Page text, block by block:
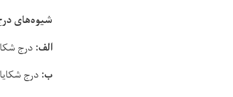
شیوه‌های
الف:درج
ب:درج